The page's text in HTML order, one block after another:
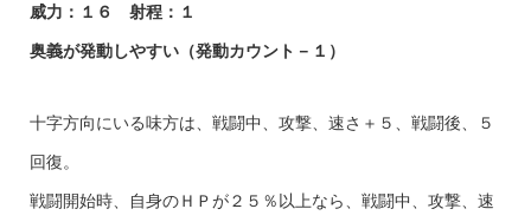
威力：１６ 射程：１
奥義が発動しやすい（発動カウント－１）
十字方向にいる味方は、戦闘中、攻撃、速さ＋５、戦闘後、５
回復。
戦闘開始時、自身のＨＰが２５％以上なら、戦闘中、攻撃、速